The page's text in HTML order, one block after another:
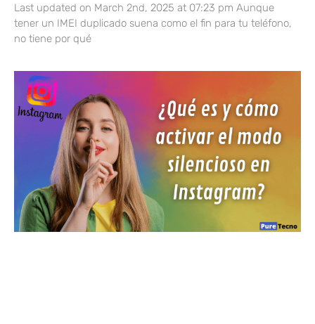
Last updated on March 2nd, 2025 at 07:23 pm Aunque
tener un IMEI duplicado suena como el fin para tu teléfono,
no tiene por qué